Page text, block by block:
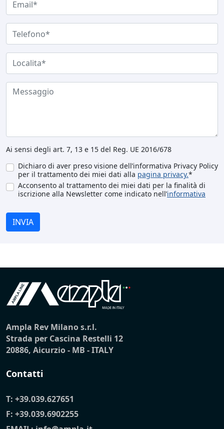
Ai sensi degli art. 7, 13 e 15 del Reg. UE 2016/678
Dichiaro di aver preso visione dell’informativa Privacy Policy
per il trattamento dei miei dati alla pagina privacy.*
Acconsento al trattamento dei miei dati per la finalità di
iscrizione alla Newsletter come indicato nell’informativa
INVIA
Ampla Rev Milano s.r.l.
Strada per Cascina Restelli 12
20886, Aicurzio - MB - ITALY
Contatti
T: +39.039.627651
F: +39.039.6902255